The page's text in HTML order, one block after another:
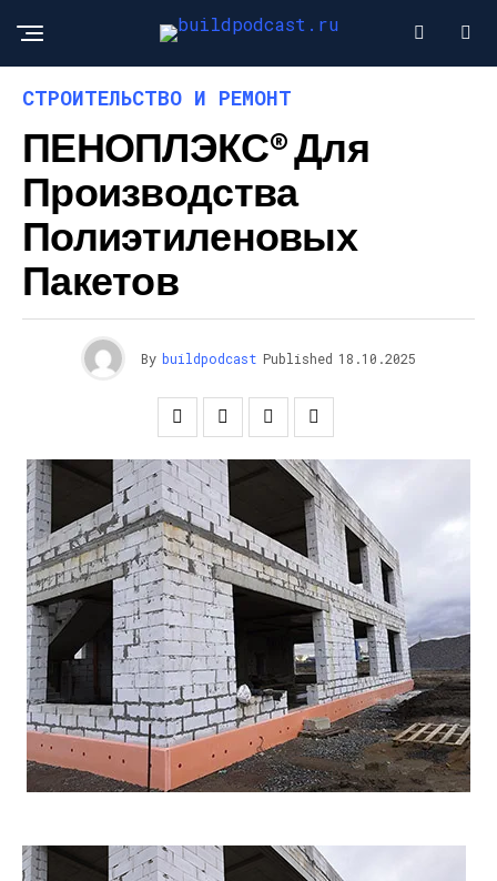
СТРОИТЕЛЬСТВО И РЕМОНТ
ПЕНОПЛЭКС® Для
Производства
Полиэтиленовых
Пакетов
By buildpodcast Published 18.10.2025